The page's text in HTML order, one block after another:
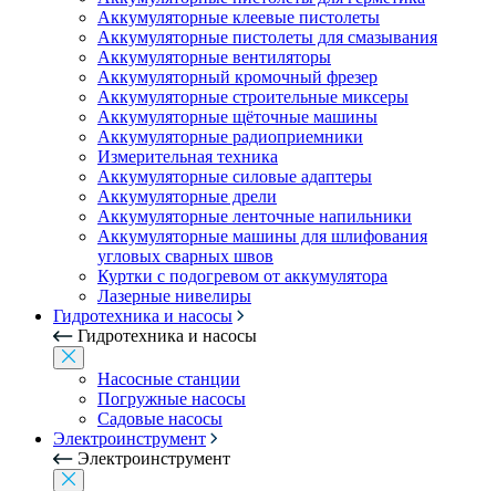
Аккумуляторные клеевые пистолеты
Аккумуляторные пистолеты для смазывания
Аккумуляторные вентиляторы
Аккумуляторный кромочный фрезер
Аккумуляторные строительные миксеры
Аккумуляторные щёточные машины
Аккумуляторные радиоприемники
Измерительная техника
Аккумуляторные силовые адаптеры
Аккумуляторные дрели
Аккумуляторные ленточные напильники
Аккумуляторные машины для шлифования
угловых сварных швов
Куртки с подогревом от аккумулятора
Лазерные нивелиры
Гидротехника и насосы
Гидротехника и насосы
Насосные станции
Погружные насосы
Садовые насосы
Электроинструмент
Электроинструмент